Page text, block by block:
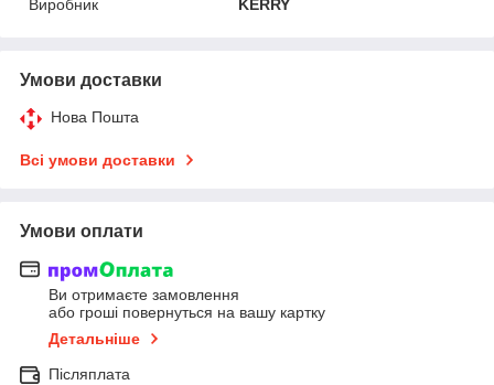
Виробник
KERRY
Умови доставки
Нова Пошта
Всі умови доставки
Умови оплати
Ви отримаєте замовлення
або гроші повернуться на вашу картку
Детальніше
Післяплата